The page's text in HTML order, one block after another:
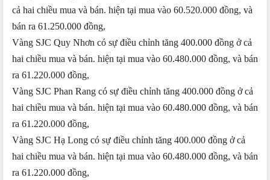
cả hai chiều mua và bán. hiện tại mua vào 60.520.000 đồng, và
bán ra 61.250.000 đồng,
Vàng SJC Quy Nhơn có sự điều chỉnh tăng 400.000 đồng ở cả
hai chiều mua và bán. hiện tại mua vào 60.480.000 đồng, và bán
ra 61.220.000 đồng,
Vàng SJC Phan Rang có sự điều chỉnh tăng 400.000 đồng ở cả
hai chiều mua và bán. hiện tại mua vào 60.480.000 đồng, và bán
ra 61.220.000 đồng,
Vàng SJC Hạ Long có sự điều chỉnh tăng 400.000 đồng ở cả
hai chiều mua và bán. hiện tại mua vào 60.480.000 đồng, và bán
ra 61.220.000 đồng,